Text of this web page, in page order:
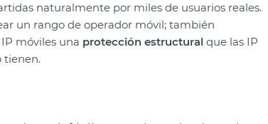
naturalmente por miles de usuarios reales.
un rango de operador móvil; también
móviles una protección estructural que las IP
tienen.